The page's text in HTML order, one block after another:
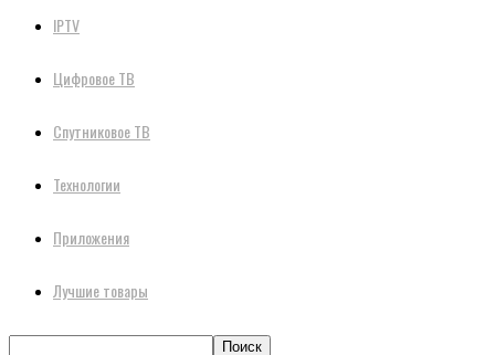
IPTV
Цифровое ТВ
Спутниковое ТВ
Технологии
Приложения
Лучшие товары